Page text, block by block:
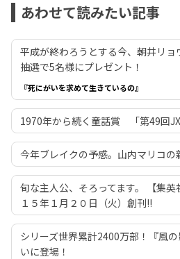
あわせて読みたい記事
平成が終わろうとする今、朝井リョ
抽選で5名様にプレゼント！
『死にがいを求めて生きているの』
1970年から続く童話賞 「第49回
今年ブレイクの予感。山内マリコの
旬な主人公、そろってます。 【集
１５年１月２０日（火）創刊!!
シリーズ世界累計2400万部！『風
いに登場！